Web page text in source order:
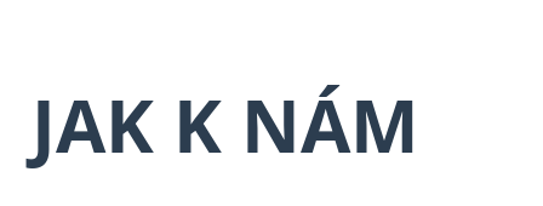
JAK K NÁM